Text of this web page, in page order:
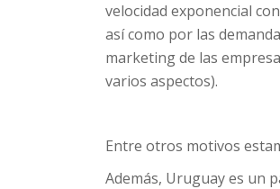
velocidad exponencial
así como por las
marketing de las
varios aspectos).
Entre otros motivos
Además, Uruguay es un